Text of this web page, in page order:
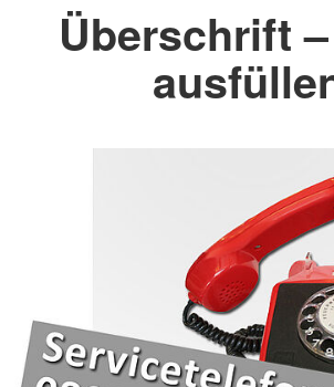
Überschrift